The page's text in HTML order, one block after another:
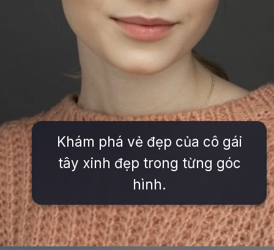
Khám phá vẻ đẹp của cô gái
tây xinh đẹp trong từng góc
hình.